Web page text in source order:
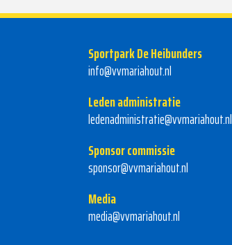
Sportpark De Heibunders
info@vvmariahout.nl
Leden administratie
ledenadministratie@vvmariahout.nl
Sponsor commissie
sponsor@vvmariahout.nl
Media
media@vvmariahout.nl